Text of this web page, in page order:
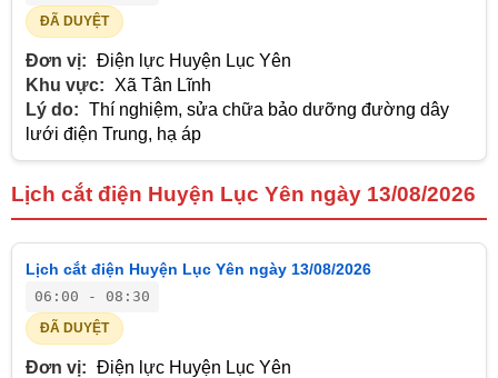
ĐÃ DUYỆT
Đơn vị: Điện lực Huyện Lục Yên
Khu vực:
Xã Tân Lĩnh
Lý do: Thí nghiệm, sửa chữa bảo dưỡng đường dây
lưới điện Trung, hạ áp
Lịch cắt điện Huyện Lục Yên ngày 13/08/2026
Lịch cắt điện Huyện Lục Yên ngày 13/08/2026
06:00 - 08:30
ĐÃ DUYỆT
Đơn vị: Điện lực Huyện Lục Yên